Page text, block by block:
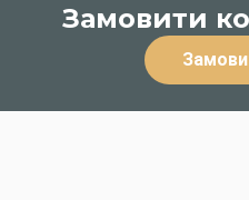
Замовити